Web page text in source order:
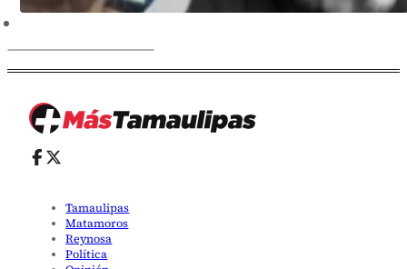
Tamaulipas
Matamoros
Reynosa
Política